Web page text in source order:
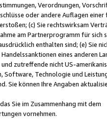
Verordnungen,
oder andere Auflagen einer
(c) Sie rechtswirksam
am Partnerprogramm für sich
enthalten sind; (e) Sie
eines anderen
zutreffende nicht US-
Software, Technologie und
Sie können Ihre Angaben
Sie im Zusammenhang mit dem
vornehmen.